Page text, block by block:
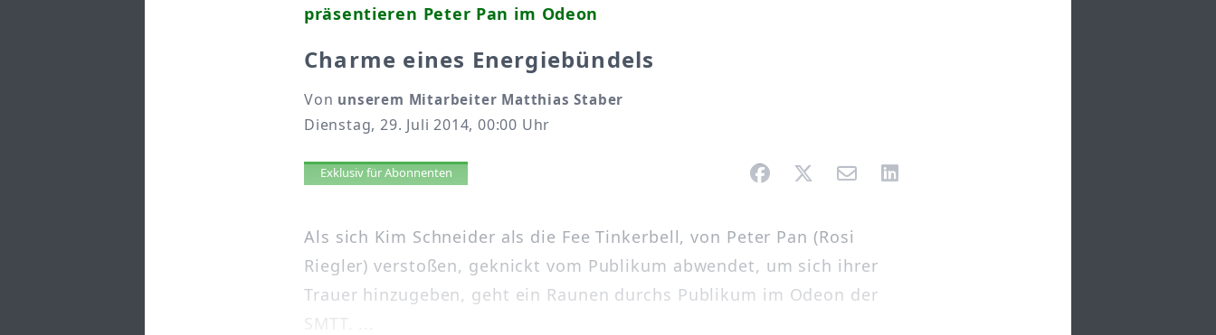
präsentieren Peter Pan im Odeon
Charme eines Energiebündels
Von unserem Mitarbeiter Matthias Staber
Dienstag, 29. Juli 2014, 00:00 Uhr
Artikel vorlesen
Exklusiv für Abonnenten
Als sich Kim Schneider als die Fee Tinkerbell, von Peter Pan (Rosi
Riegler) verstoßen, geknickt vom Publikum abwendet, um sich ihrer
Trauer hinzugeben, geht ein Raunen durchs Publikum im Odeon der
SMTT. ...